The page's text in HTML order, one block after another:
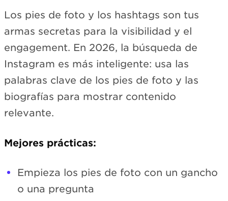
Los pies de foto y los hashtags son tus
armas secretas para la visibilidad y el
engagement. En 2026, la búsqueda de
Instagram es más inteligente: usa las
palabras clave de los pies de foto y las
biografías para mostrar contenido
relevante.
Mejores prácticas:
Empieza los pies de foto con un gancho
o una pregunta